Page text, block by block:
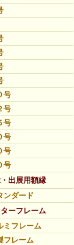
号
号
号
号
号
号
出展用額縁
ンダード
ーフレーム
ミフレーム
フレーム